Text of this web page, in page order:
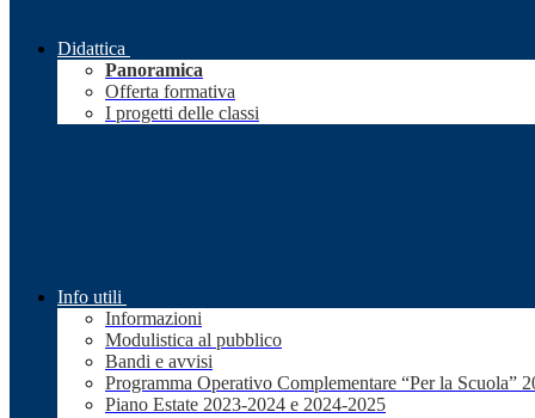
Didattica
Panoramica
Offerta formativa
I progetti delle classi
Info utili
Informazioni
Modulistica al pubblico
Bandi e avvisi
Programma Operativo Complementare “Per la Scuola”
Piano Estate 2023-2024 e 2024-2025